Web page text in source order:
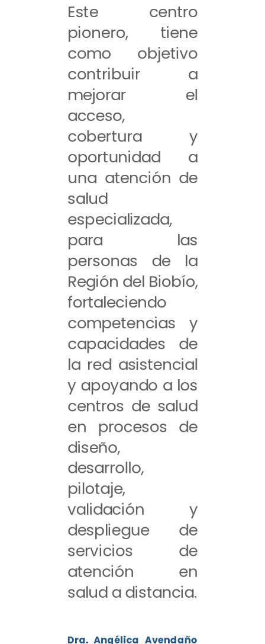
Este centro
pionero, tiene
como objetivo
contribuir a
mejorar el
acceso,
cobertura y
oportunidad a
una atención de
salud
especializada,
para las
personas de la
Región del Biobío,
fortaleciendo
competencias y
capacidades de
la red asistencial
y apoyando a los
centros de salud
en procesos de
diseño,
desarrollo,
pilotaje,
validación y
despliegue de
servicios de
atención en
salud a distancia.
Dra. Angélica Avendaño